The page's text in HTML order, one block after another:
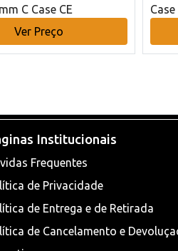
C Case CE
Ver Preço
Case
Institucionais
Frequentes
de Privacidade
de Entrega e de Retirada
de Cancelamento e